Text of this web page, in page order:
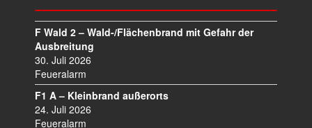
F Wald 2 – Wald-/Flächenbrand mit Gefahr der
Ausbreitung
30. Juli 2026
Feueralarm
F1 A – Kleinbrand außerorts
24. Juli 2026
Feueralarm